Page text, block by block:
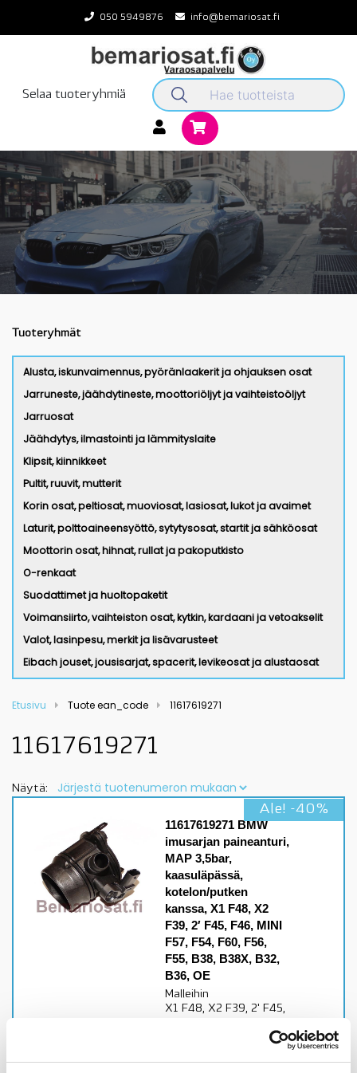
content
050 5949876 info@bemariosat.fi
Selaa tuoteryhmiä
Tuoteryhmät
Alusta, iskunvaimennus, pyöränlaakerit ja ohjauksen osat
Jarruneste, jäähdytineste, moottoriöljyt ja vaihteistoöljyt
Jarruosat
Jäähdytys, ilmastointi ja lämmityslaite
Klipsit, kiinnikkeet
Pultit, ruuvit, mutterit
Korin osat, peltiosat, muoviosat, lasiosat, lukot ja avaimet
Laturit, polttoaineensyöttö, sytytysosat, startit ja sähköosat
Moottorin osat, hihnat, rullat ja pakoputkisto
O-renkaat
Suodattimet ja huoltopaketit
Voimansiirto, vaihteiston osat, kytkin, kardaani ja vetoakselit
Valot, lasinpesu, merkit ja lisävarusteet
Eibach jouset, jousisarjat, spacerit, levikeosat ja alustaosat
Etusivu Tuote ean_code 11617619271
11617619271
Näytä:
Ale! -40%
11617619271 BMW
imusarjan paineanturi,
MAP 3,5bar,
kaasuläpässä,
kotelon/putken
kanssa, X1 F48, X2
F39, 2′ F45, F46, MINI
F57, F54, F60, F56,
F55, B38, B38X, B32,
B36, OE
Malleihin
X1 F48, X2 F39, 2' F45,
F56, F55, B38, B38X,
moottoriset tarkista